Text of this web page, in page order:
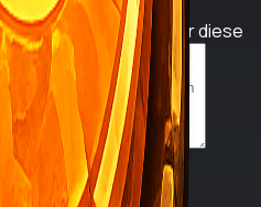
Warum bist du für diese